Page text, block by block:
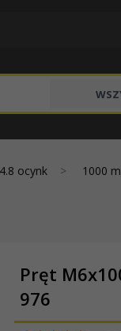
ocynk 1000
Pręt
976